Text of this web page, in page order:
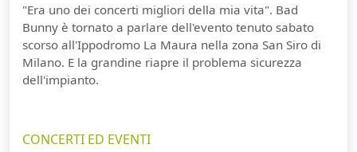
"Era uno dei concerti migliori della mia vita". Bad
Bunny è tornato a parlare dell'evento tenuto sabato
scorso all'Ippodromo La Maura nella zona San Siro di
Milano. E la grandine riapre il problema sicurezza
dell'impianto.
CONCERTI ED EVENTI